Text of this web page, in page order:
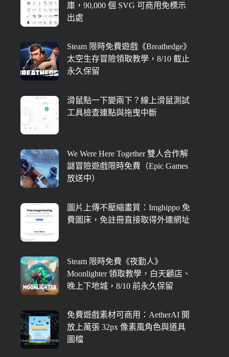
庫，90,000 個 SVG 可商用免標示
出處
Steam 限時免費遊戲《Breathedge》
太空生存冒險領取教學，8/10 截止
永久保留
滑鼠點一下變兩下？線上滑鼠測試
工具檢查連點與拖曳中斷
We Were Here Together 雙人合作解
謎冒險遊戲限時免費（Epic Games
放送中）
圖片上傳不壓縮畫質：Imghippo 免
費圖床，免註冊直接取得外連網址
Steam 限時免費《夜勤人》
Moonlighter 領取教學，白天顧店、
晚上下地城，8/10 前永久保留
免費遊戲素材可商用：AetherAI 開
放上萬張 32px 像素風角色與道具
圖檔